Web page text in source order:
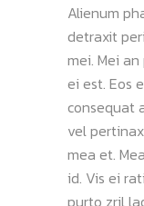
Alienum
detraxit
mei. Mei
ei est. Eos
consequat
vel
mea et.
id. Vis ei
purto zril